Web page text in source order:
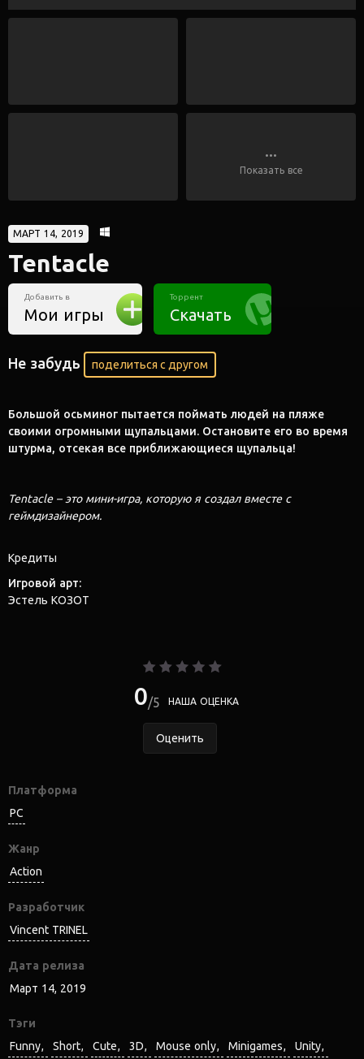
...
Показать все
МАРТ 14, 2019
Tentacle
Добавить в
Мои игры
Торрент
Скачать
Не забудь поделиться с другом
Большой осьминог пытается поймать людей на пляже
своими огромными щупальцами. Остановите его во время
штурма, отсекая все приближающиеся щупальца!
Tentacle – это мини-игра, которую я создал вместе с
геймдизайнером.
Игровой арт:
Эстель КОЗОТ
0 5 НАША ОЦЕНКА
Оценить
Платформа
PC
Жанр
Action
Разработчик
Vincent TRINEL
Дата релиза
Март 14, 2019
Тэги
Funny
Short Cute 3D Mouse only Minigames
Unity